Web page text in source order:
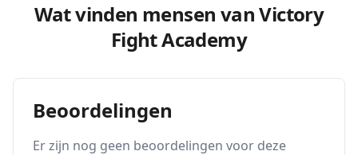
Wat vinden mensen van Victory
Fight Academy
Beoordelingen
Er zijn nog geen beoordelingen voor deze